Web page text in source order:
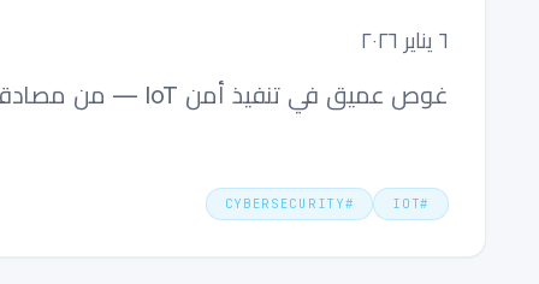
٦ يناير ٢٠٢٦
غوص عميق في تنفيذ أمن IoT — من مصادقة الأجهزة إلى الاتصال المشفر، والمراقبة، واستراتيجيات النشر في العالم الحقيقي.
#
IOT
#
CYBERSECURITY